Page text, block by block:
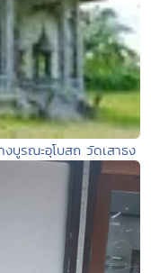
บูรณะอุโบสถ วัดเสาธง